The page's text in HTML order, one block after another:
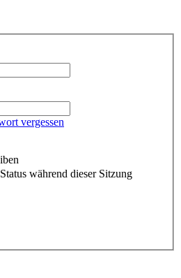
vergessen
während dieser Sitzung